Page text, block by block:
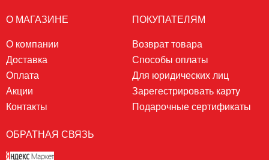
О МАГАЗИНЕ
О компании
Доставка
Оплата
Акции
Контакты
ПОКУПАТЕЛЯМ
Возврат товара
Способы оплаты
Для юридических лиц
Зарегестрировать карту
Подарочные сертификаты
ОБРАТНАЯ СВЯЗЬ